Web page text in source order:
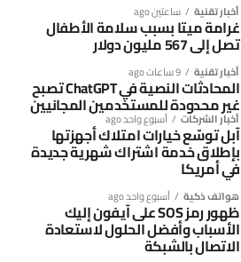
أخبار تقنية ساعتين ago
غرامة ميتا بسبب سلامة الأطفال
تصل إلى 567 مليون دولار
أخبار تقنية 9 ساعات ago
المحادثات النصية في ChatGPT تصبح
غير محدودة للمستخدمين المجانيين
أخبار الشركات أسبوع واحد ago
آبل توسّع خيارات امتلاك أجهزتها
بإطلاق خدمة اشتراك شهرية جديدة
في أمريكا
هواتف ذكية أسبوع واحد ago
ظهور رمز SOS على آيفون إليك
الأسباب وأفضل الحلول لاستعادة
الاتصال بالشبكة